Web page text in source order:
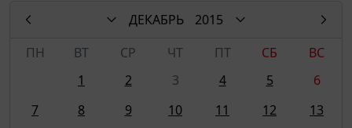
ДЕКАБРЬ
2015
ПН
ВТ СР ЧТ ПТ СБ
ВС
1
2 3 4 5
6
7
8 9 10 11 12
13